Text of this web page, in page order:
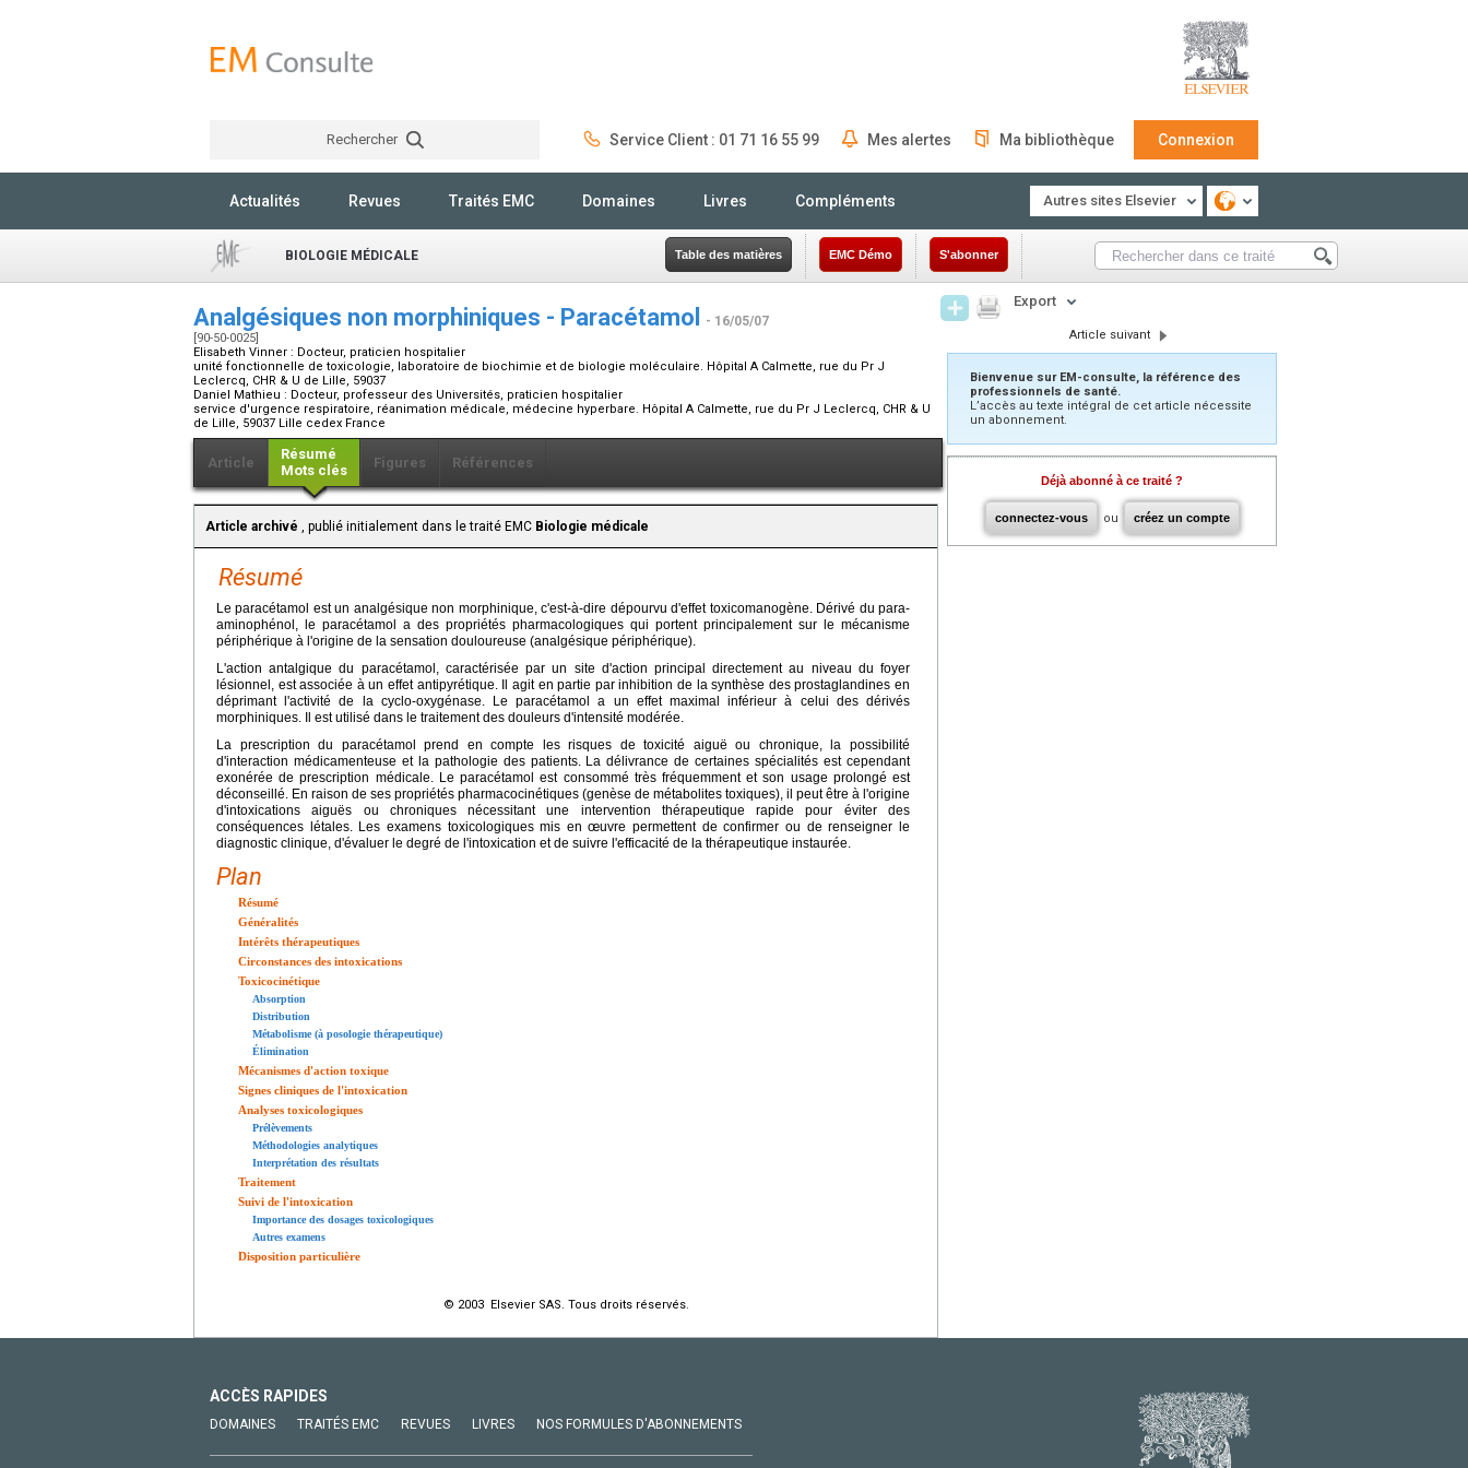
Rechercher Service Client : 01 71 16 55 99 Mes alertes Ma bibliothèque Connexion
Actualités Revues Traités EMC Domaines Livres Compléments Autres sites Elsevier
BIOLOGIE MÉDICALE Table des matières EMC Démo S'abonner
Analgésiques non morphiniques - Paracétamol - 16/05/07
[90-50-0025]
Elisabeth Vinner : Docteur, praticien hospitalier
unité fonctionnelle de toxicologie, laboratoire de biochimie et de biologie moléculaire. Hôpital A Calmette, rue du Pr J
Leclercq, CHR & U de Lille, 59037
Daniel Mathieu : Docteur, professeur des Universités, praticien hospitalier
service d'urgence respiratoire, réanimation médicale, médecine hyperbare. Hôpital A Calmette, rue du Pr J Leclercq, CHR & U
de Lille, 59037 Lille cedex France
Article
Résumé
Mots clés
Figures Références
Article archivé , publié initialement dans le traité EMC Biologie médicale
Résumé
Le paracétamol est un analgésique non morphinique, c'est-à-dire dépourvu d'effet toxicomanogène. Dérivé du para-
aminophénol, le paracétamol a des propriétés pharmacologiques qui portent principalement sur le mécanisme
périphérique à l'origine de la sensation douloureuse (analgésique périphérique).
L'action antalgique du paracétamol, caractérisée par un site d'action principal directement au niveau du foyer
lésionnel, est associée à un effet antipyrétique. Il agit en partie par inhibition de la synthèse des prostaglandines en
déprimant l'activité de la cyclo-oxygénase. Le paracétamol a un effet maximal inférieur à celui des dérivés
morphiniques. Il est utilisé dans le traitement des douleurs d'intensité modérée.
La prescription du paracétamol prend en compte les risques de toxicité aiguë ou chronique, la possibilité
d'interaction médicamenteuse et la pathologie des patients. La délivrance de certaines spécialités est cependant
exonérée de prescription médicale. Le paracétamol est consommé très fréquemment et son usage prolongé est
déconseillé. En raison de ses propriétés pharmacocinétiques (genèse de métabolites toxiques), il peut être à l'origine
d'intoxications aiguës ou chroniques nécessitant une intervention thérapeutique rapide pour éviter des
conséquences létales. Les examens toxicologiques mis en œuvre permettent de confirmer ou de renseigner le
diagnostic clinique, d'évaluer le degré de l'intoxication et de suivre l'efficacité de la thérapeutique instaurée.
Plan
Résumé
Généralités
Intérêts thérapeutiques
Circonstances des intoxications
Toxicocinétique
Absorption
Distribution
Métabolisme (à posologie thérapeutique)
Élimination
Mécanismes d'action toxique
Signes cliniques de l'intoxication
Analyses toxicologiques
Prélèvements
Méthodologies analytiques
Interprétation des résultats
Traitement
Suivi de l'intoxication
Importance des dosages toxicologiques
Autres examens
Disposition particulière
© 2003 Elsevier SAS. Tous droits réservés.
Export
Article suivant
Bienvenue sur EM-consulte, la référence des
professionnels de santé.
L’accès au texte intégral de cet article nécessite
un abonnement.
Déjà abonné à ce traité ?
connectez-vous ou créez un compte
ACCÈS RAPIDES
DOMAINES TRAITÉS EMC REVUES LIVRES NOS FORMULES D'ABONNEMENTS